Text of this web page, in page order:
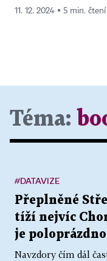
11. 12. 2024 ▪ 5 min. čtení
Téma:
Přeplněné
tíží nejvíc
je poloprázdno
Navzdory čím dál
#DATAVIZE